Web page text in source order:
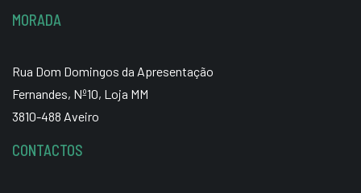
MORADA
Rua Dom Domingos da Apresentação
Fernandes, Nº10, Loja MM
3810-488 Aveiro
CONTACTOS